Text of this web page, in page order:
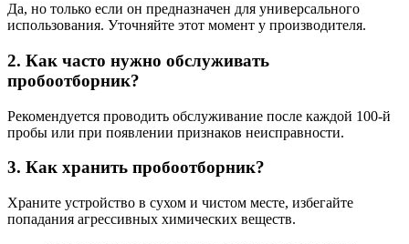
Да, но только если он предназначен для универсального
использования. Уточняйте этот момент у производителя.
2. Как часто нужно обслуживать
пробоотборник?
Рекомендуется проводить обслуживание после каждой 100-й
пробы или при появлении признаков неисправности.
3. Как хранить пробоотборник?
Храните устройство в сухом и чистом месте, избегайте
попадания агрессивных химических веществ.